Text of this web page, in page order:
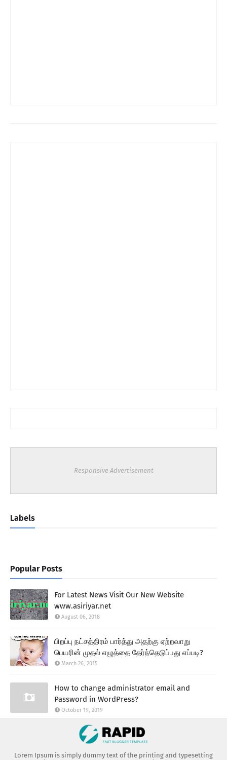
Responsive Advertisement
Labels
Popular Posts
For Latest News Visit Our New Website
www.asiriyar.net
August 06, 2018
பிறப்பு நட்சத்திரம் பார்த்து அதற்கு ஏற்றவாறு
பெயரின் முதல் எழுத்தை தேர்ந்தெடுப்பது எப்படி?
March 26, 2015
How to change administrator email and
Password in WordPress?
October 19, 2019
Lorem Ipsum is simply dummy text of the printing and typesetting